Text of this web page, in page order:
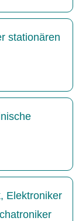
stationären
Elektroniker